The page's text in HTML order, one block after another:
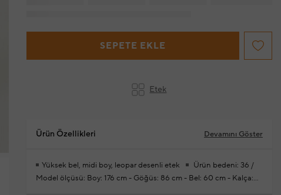
SEPETE EKLE
Etek
Ürün Özellikleri Devamını Göster
Yüksek bel, midi boy, leopar desenli etek
Ürün bedeni: 36 /
Model ölçüsü: Boy: 176 cm - Göğüs: 86 cm - Bel: 60 cm - Kalça: